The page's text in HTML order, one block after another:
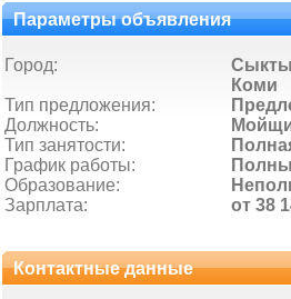
Параметры объявления
Город:
Коми
Тип предложения:
Должность:
Тип занятости:
График работы:
Образование:
Зарплата:
от 38
Контактные данные